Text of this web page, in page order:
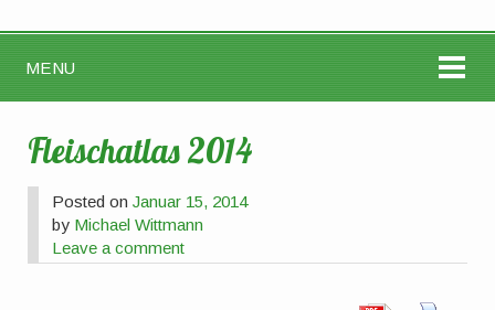
MENU
Fleischatlas 2014
Posted onJanuar 15, 2014
by Michael Wittmann
Leave a comment